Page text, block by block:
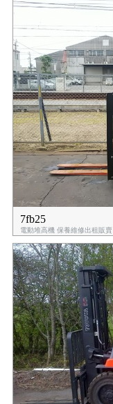
7fb25
電動堆高機 保養維修出租販賣